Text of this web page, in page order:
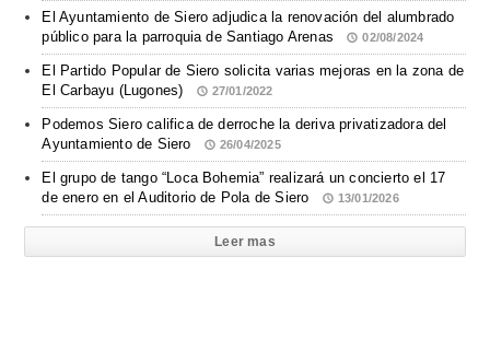
El Ayuntamiento de Siero adjudica la renovación del alumbrado
público para la parroquia de Santiago Arenas
02/08/2024
El Partido Popular de Siero solicita varias mejoras en la zona de
El Carbayu (Lugones)
27/01/2022
Podemos Siero califica de derroche la deriva privatizadora del
Ayuntamiento de Siero
26/04/2025
El grupo de tango “Loca Bohemia” realizará un concierto el 17
de enero en el Auditorio de Pola de Siero
13/01/2026
Leer mas